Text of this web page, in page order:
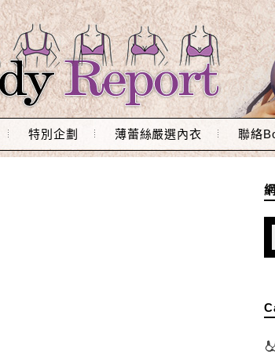
特別企劃 薄蕾絲嚴選內衣 聯絡